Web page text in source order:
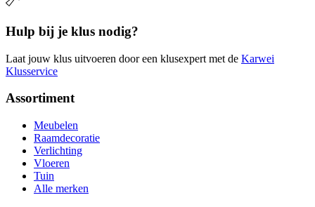
Hulp bij je klus nodig?
Laat jouw klus uitvoeren door een klusexpert met de Karwei
Klusservice
Assortiment
Meubelen
Raamdecoratie
Verlichting
Vloeren
Tuin
Alle merken